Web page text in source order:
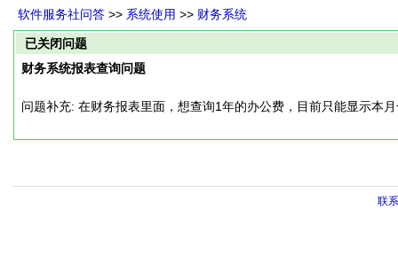
软件服务社问答 >> 系统使用 >> 财务系统
已关闭问题
财务系统报表查询问题
问题补充: 在财务报表里面，想查询1年的办公费，目前只能显示本
联